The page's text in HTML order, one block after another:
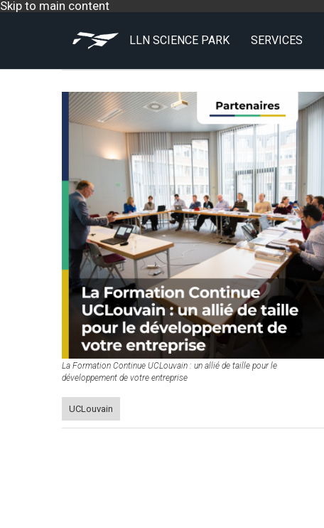
Skip to main content
LLN SCIENCE PARK SERVICES
La Formation Continue UCLouvain : un allié de taille pour le
développement de votre entreprise
UCLouvain